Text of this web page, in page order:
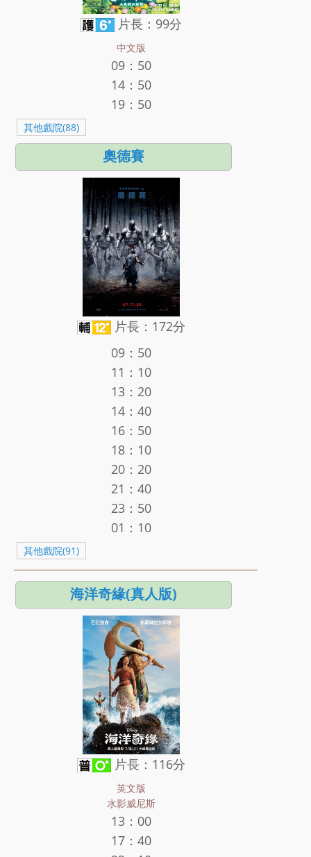
片長：99分
中文版
09：50
14：50
19：50
其他戲院(88)
奧德賽
片長：172分
09：50
11：10
13：20
14：40
16：50
18：10
20：20
21：40
23：50
01：10
其他戲院(91)
海洋奇緣(真人版)
片長：116分
英文版
水影威尼斯
13：00
17：40